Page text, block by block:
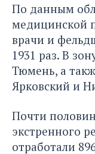
По данным
медицинской
врачи и
1931 раз. В
Тюмень, а
Ярковский и
Почти
экстренного
отработали